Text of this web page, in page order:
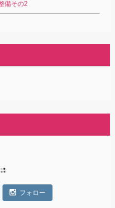
備その2
フォロー